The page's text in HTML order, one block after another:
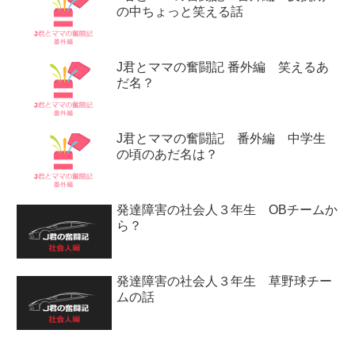
の中ちょっと笑える話
J君とママの奮闘記 番外編 笑えるあ
だ名？
J君とママの奮闘記 番外編 中学生
の頃のあだ名は？
発達障害の社会人３年生 OBチームか
ら？
発達障害の社会人３年生 草野球チー
ムの話